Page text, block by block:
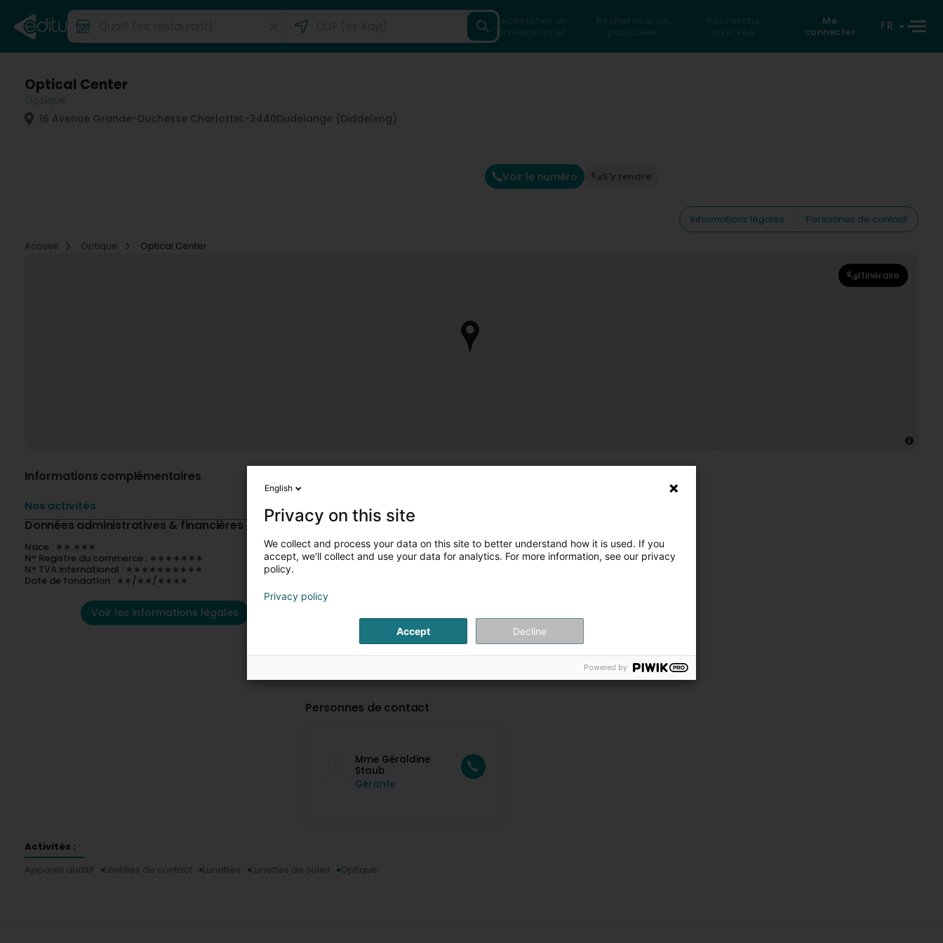
Rechercher un
professionnel
Rechercher un
particulier
Recherche
inversée
Me
connecter
FR
Optical Center
16 Avenue Grande-Duchesse CharlotteL-3440Dudelange (Diddeleng)
Voir le numéro S'y rendre
Informations légales
Personnes de contact
Accueil
Optique Optical Center
Itinéraire
Informations complémentaires
Nos activités
Données administratives & financières
Nace : ∗∗.∗∗∗
N° Registre du commerce : ∗∗∗∗∗∗∗
N° TVA international : ∗∗∗∗∗∗∗∗∗∗
Date de fondation : ∗∗/∗∗/∗∗∗∗
Voir les informations légales
Personnes de contact
Mme Géraldine
Staub
Gérante
Activités :
Appareil auditif
Lentilles de contact Lunettes Lunettes de soleil Optique
English
Privacy on this site
We collect and process your data on this site to better understand how it is used. If you
accept, we'll collect and use your data for analytics. For more information, see our privacy
policy.
Privacy policy
Accept Decline
Powered by